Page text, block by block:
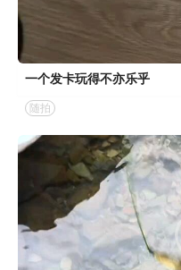
一个发卡玩得不亦乐乎
随拍